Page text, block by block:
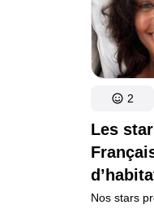
Les pierres
de temps
à
du
Les
Nos stars
2